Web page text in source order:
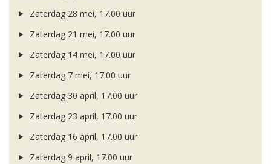
Zaterdag 28 mei, 17.00 uur
Zaterdag 21 mei, 17.00 uur
Zaterdag 14 mei, 17.00 uur
Zaterdag 7 mei, 17.00 uur
Zaterdag 30 april, 17.00 uur
Zaterdag 23 april, 17.00 uur
Zaterdag 16 april, 17.00 uur
Zaterdag 9 april, 17.00 uur